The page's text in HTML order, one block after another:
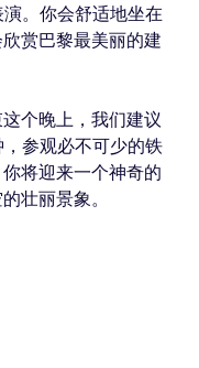
。你会舒适地坐在
赏巴黎最美丽的建
个晚上，我们建议
参观必不可少的铁
将迎来一个神奇的
壮丽景象。